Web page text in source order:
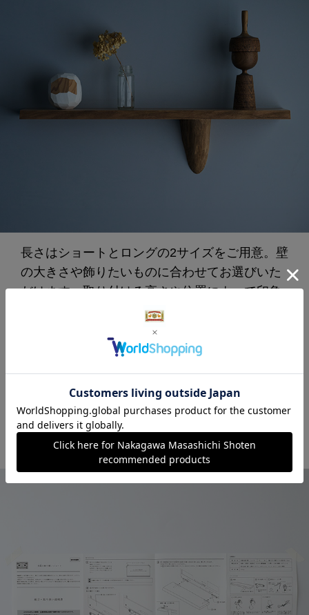
長さはショートとロングの2サイズをご用意。壁
の大きさや飾りたいものに合わせてお選びいた
だけます。取り付ける高さや位置によって印象
が変わり、壁面のレイアウトを自由にお楽しみ
いただけるのも魅力です。お気に入りのオブジ
ェや道具を飾りながら、自分らしい空間づくり
耐荷重は約3kgです。
設置方法について